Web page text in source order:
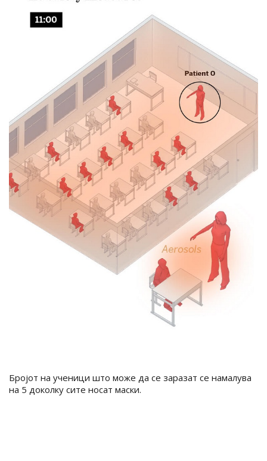
Бројот на ученици што може да се заразат се намалува
на 5 доколку сите носат маски.